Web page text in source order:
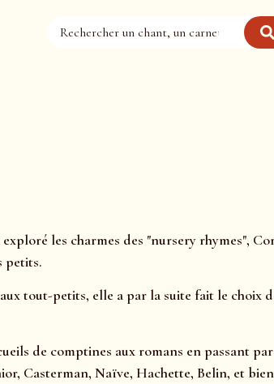
les charmes des "nursery rhymes",
petits.
tout-petits, elle a par la suite fait le choix
de comptines aux romans en passant par
Casterman, Naïve, Hachette, Belin, et